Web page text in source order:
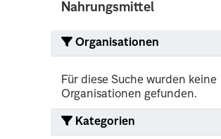
Nahrungsmittel
Organisationen
Für diese Suche wurden keine
Organisationen gefunden.
Kategorien